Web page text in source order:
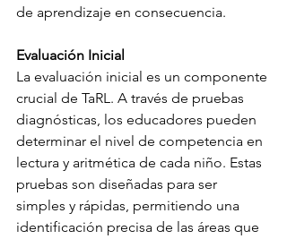
de aprendizaje en consecuencia.
Evaluación Inicial
La evaluación inicial es un componente
crucial de TaRL. A través de pruebas
diagnósticas, los educadores pueden
determinar el nivel de competencia en
lectura y aritmética de cada niño. Estas
pruebas son diseñadas para ser
simples y rápidas, permitiendo una
identificación precisa de las áreas que